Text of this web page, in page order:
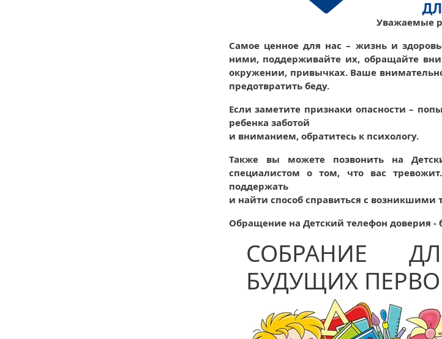
Уважаемые
Самое ценное для нас – жизнь и
ними, поддерживайте их, обращайте
окружении, привычках. Ваше
предотвратить беду.
Если заметите признаки опасности –
ребенка заботой
и вниманием, обратитесь к психологу.
Также вы можете позвонить на
специалистом о том, что вас
поддержать
и найти способ справиться с возникшими
Обращение на Детский телефон доверия -
СОБРАНИЕ
БУДУЩИХ